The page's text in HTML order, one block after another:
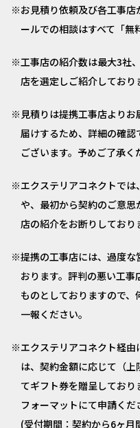
お見積り依頼及び各工事
ールでの相談はすべて「無
工事店の紹介数は最大3社
店を選定しご紹介しており
見積りは提携工事店より
届けするため、詳細の確
ございます。予めご了承く
エクステリアコネクトで
や、最初から契約のご意
店の紹介をお断りしており
提携の工事店には、過度
おります。評判の悪い工
ものとしておりますので
一報ください。
エクステリアコネクト経
は、契約金額に応じて（
てギフト券を贈呈してお
フォーマットにて申請くだ
(受付期間：契約から6ヶ月